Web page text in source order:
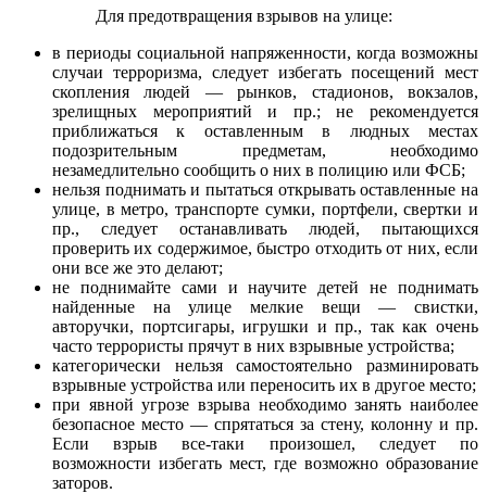
Для предотвращения взрывов на улице:
в периоды социальной напряженности, когда возможны
случаи терроризма, следует избегать посещений мест
скопления людей — рынков, стадионов, вокзалов,
зрелищных мероприятий и пр.; не рекомендуется
приближаться к оставленным в людных местах
подозрительным предметам, необходимо
незамедлительно сообщить о них в полицию или ФСБ;
нельзя поднимать и пытаться открывать оставленные на
улице, в метро, транспорте сумки, портфели, свертки и
пр., следует останавливать людей, пытающихся
проверить их содержимое, быстро отходить от них, если
они все же это делают;
не поднимайте сами и научите детей не поднимать
найденные на улице мелкие вещи — свистки,
авторучки, портсигары, игрушки и пр., так как очень
часто террористы прячут в них взрывные устройства;
категорически нельзя самостоятельно разминировать
взрывные устройства или переносить их в другое место;
при явной угрозе взрыва необходимо занять наиболее
безопасное место — спрятаться за стену, колонну и пр.
Если взрыв все-таки произошел, следует по
возможности избегать мест, где возможно образование
заторов.